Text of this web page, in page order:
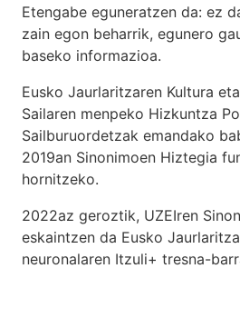
Etengabe eguneratzen da: ez
zain egon beharrik, egunero
baseko informazioa.
Eusko Jaurlaritzaren Kultura
Sailaren menpeko Hizkuntza
Sailburuordetzak emandako
2019an Sinonimoen Hiztegia
hornitzeko.
2022az geroztik, UZEIren
eskaintzen da Eusko
neuronalaren Itzuli+ tresna-